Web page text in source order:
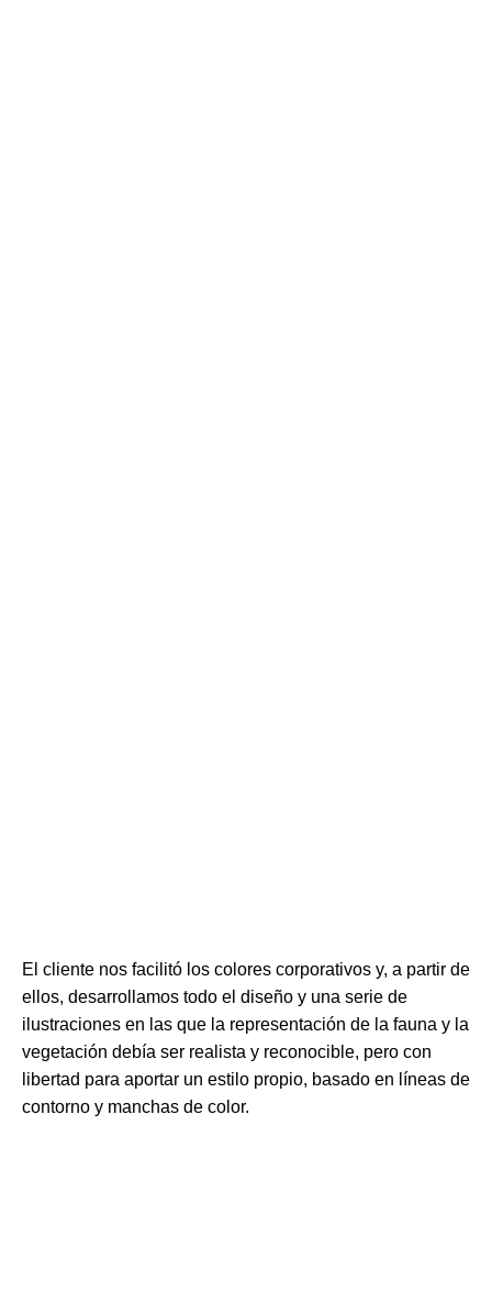
El cliente nos facilitó los colores corporativos y, a partir de
ellos, desarrollamos todo el diseño y una serie de
ilustraciones en las que la representación de la fauna y la
vegetación debía ser realista y reconocible, pero con
libertad para aportar un estilo propio, basado en líneas de
contorno y manchas de color.